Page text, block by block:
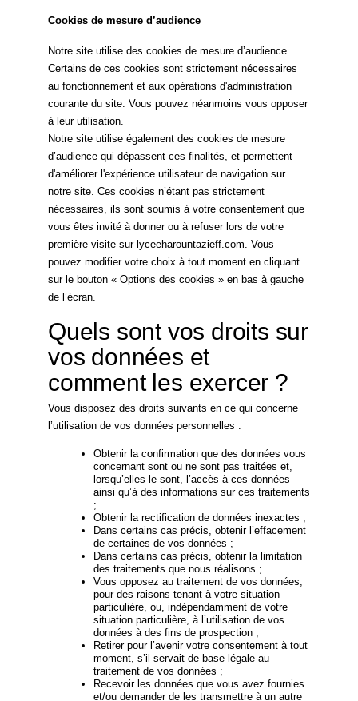
Cookies de mesure d’audience
Notre site utilise des cookies de mesure d’audience.
Certains de ces cookies sont strictement nécessaires
au fonctionnement et aux opérations d'administration
courante du site. Vous pouvez néanmoins vous opposer
à leur utilisation.
Notre site utilise également des cookies de mesure
d’audience qui dépassent ces finalités, et permettent
d'améliorer l'expérience utilisateur de navigation sur
notre site. Ces cookies n’étant pas strictement
nécessaires, ils sont soumis à votre consentement que
vous êtes invité à donner ou à refuser lors de votre
première visite sur lyceeharountazieff.com. Vous
pouvez modifier votre choix à tout moment en cliquant
sur le bouton « Options des cookies » en bas à gauche
de l’écran.
Quels sont vos droits sur
vos données et
comment les exercer ?
Vous disposez des droits suivants en ce qui concerne
l’utilisation de vos données personnelles :
Obtenir la confirmation que des données vous
concernant sont ou ne sont pas traitées et,
lorsqu’elles le sont, l’accès à ces données
ainsi qu’à des informations sur ces traitements
;
Obtenir la rectification de données inexactes ;
Dans certains cas précis, obtenir l’effacement
de certaines de vos données ;
Dans certains cas précis, obtenir la limitation
des traitements que nous réalisons ;
Vous opposez au traitement de vos données,
pour des raisons tenant à votre situation
particulière, ou, indépendamment de votre
situation particulière, à l’utilisation de vos
données à des fins de prospection ;
Retirer pour l’avenir votre consentement à tout
moment, s’il servait de base légale au
traitement de vos données ;
Recevoir les données que vous avez fournies
et/ou demander de les transmettre à un autre